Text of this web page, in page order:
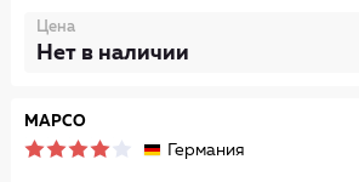
Цена
Нет в наличии
MAPCO
Германия